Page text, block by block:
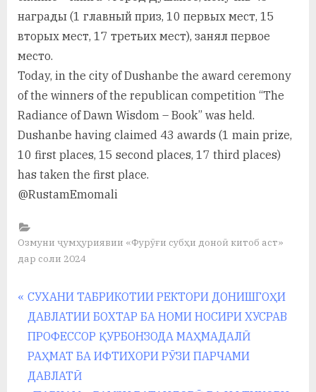
р
и
у
р
а
награды (1 главный приз, 10 первых мест, 15
вторых мест, 17 третьих мест), занял первое
место.
Today, in the city of Dushanbe the award ceremony
of the winners of the republican competition “The
Radiance of Dawn Wisdom – Book” was held.
Dushanbe having claimed 43 awards (1 main prize,
10 first places, 15 second places, 17 third places)
has taken the first place.
@RustamEmomali
Озмуни ҷумҳуриявии «Фурӯғи субҳи доноӣ китоб аст»
дар соли 2024
Навигация
по
записям
P
r
e
v
i
СУХАНИ ТАБРИКОТИИ РЕКТОРИ ДОНИШГОҲИ
ДАВЛАТИИ БОХТАР БА НОМИ НОСИРИ ХУСРАВ
ПРОФЕССОР ҚУРБОНЗОДА МАҲМАДАЛӢ
РАҲМАТ БА ИФТИХОРИ РӮЗИ ПАРЧАМИ
ДАВЛАТӢ